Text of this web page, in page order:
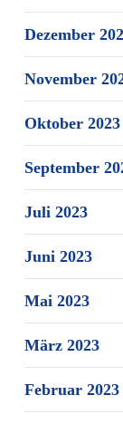
Dezember
November
Oktober 2023
September
Juli 2023
Juni 2023
Mai 2023
März 2023
Februar 2023